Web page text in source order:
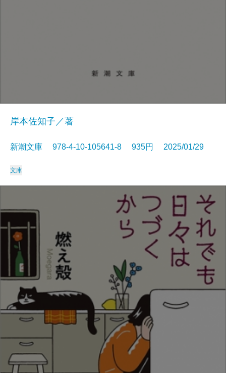
岸本佐知子／著
新潮文庫 978-4-10-105641-8 935円 2025/01/29
文庫